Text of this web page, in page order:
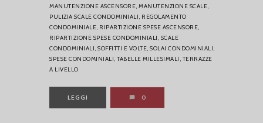
MANUTENZIONE ASCENSORE, MANUTENZIONE SCALE,
PULIZIA SCALE CONDOMINIALI, REGOLAMENTO
CONDOMINIALE, RIPARTIZIONE SPESE ASCENSORE,
RIPARTIZIONE SPESE CONDOMINIALI, SCALE
CONDOMINIALI, SOFFITTI E VOLTE, SOLAI CONDOMINIALI,
SPESE CONDOMINIALI, TABELLE MILLESIMALI, TERRAZZE
A LIVELLO
LEGGI 0